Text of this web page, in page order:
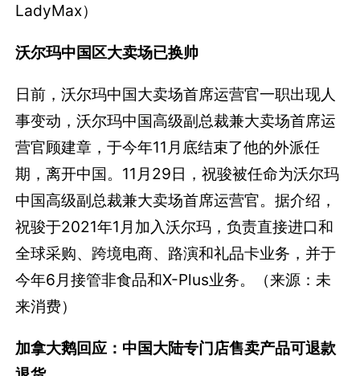
LadyMax）
沃尔玛中国区大卖场已换帅
日前，沃尔玛中国大卖场首席运营官一职出现人
事变动，沃尔玛中国高级副总裁兼大卖场首席运
营官顾建章，于今年11月底结束了他的外派任
期，离开中国。11月29日，祝骏被任命为沃尔玛
中国高级副总裁兼大卖场首席运营官。据介绍，
祝骏于2021年1月加入沃尔玛，负责直接进口和
全球采购、跨境电商、路演和礼品卡业务，并于
今年6月接管非食品和X-Plus业务。（来源：未
来消费）
加拿大鹅回应：中国大陆专门店售卖产品可退款